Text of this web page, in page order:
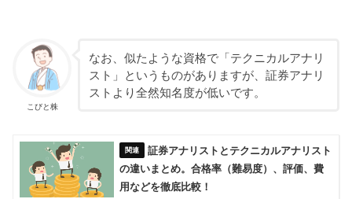
こびと株
なお、似たような資格で「テクニカルアナリ
スト」というものがありますが、証券アナリ
ストより全然知名度が低いです。
証券アナリストとテクニカルアナリスト
の違いまとめ。合格率（難易度）、評価、費
用などを徹底比較！